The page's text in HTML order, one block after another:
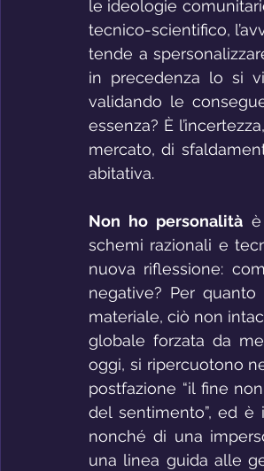
le ideologie
tecnico-scientifico,
tende a
in precedenza lo si
validando le
essenza? È
mercato, di
abitativa.
Non ho personalità è
schemi razionali e
nuova riflessione:
negative? Per
materiale, ciò non
globale forzata da
oggi, si ripercuotono
postfazione “il fine
del sentimento”, ed
nonché di una
una linea guida alle